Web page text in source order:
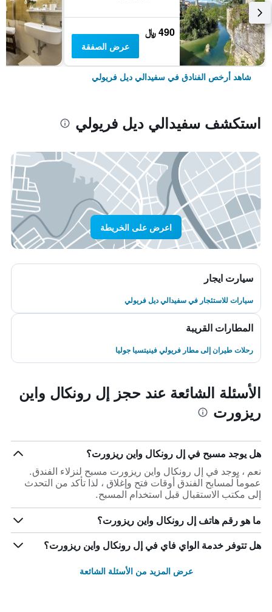
490 ﷼
عرض الصفقة
شاهد أرخص الفنادق في سفيدالي ديل فريولي
استكشف سفيدالي ديل فريولي
اعرض على الخريطة
سيارت ايجار
سيارات للاستئجار في سفيدالي ديل فريولي
المطارات القريبة
رحلات طيران إلى مطار فريولي فينيتسيا جوليا
الأسئلة الشائعة عند حجز إل رونكال واين
ريزورت
هل يوجد مسبح في إل رونكال واين ريزورت؟
نعم ، يوجد في إل رونكال واين ريزورت مسبح لنزلاء الفندق.
عموماً لمسابح الفندق أوقات فتح وإغلاق ، لذا تأكد من التحدث
إلى مكتب الاستقبال قبل استخدام المسبح.
ما هو رقم هاتف إل رونكال واين ريزورت؟
هل تتوفر خدمة الواي فاي في إل رونكال واين ريزورت؟
عرض المزيد من الأسئلة الشائعة